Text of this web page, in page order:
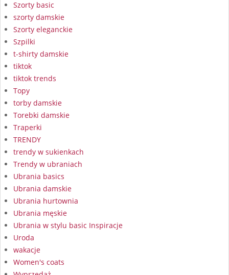
Szorty basic
szorty damskie
Szorty eleganckie
Szpilki
t-shirty damskie
tiktok
tiktok trends
Topy
torby damskie
Torebki damskie
Traperki
TRENDY
trendy w sukienkach
Trendy w ubraniach
Ubrania basics
Ubrania damskie
Ubrania hurtownia
Ubrania męskie
Ubrania w stylu basic Inspiracje
Uroda
wakacje
Women's coats